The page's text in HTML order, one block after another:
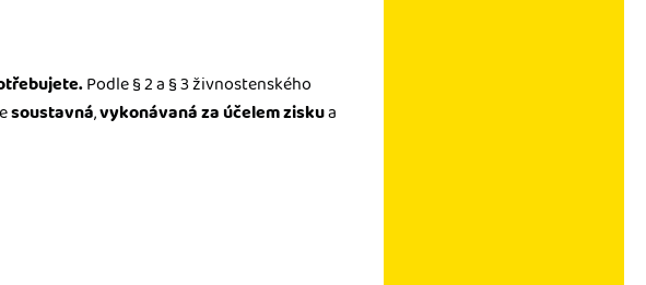
Podle § 2 a § 3 živnostenského
soustavná,vykonávaná za účelem ziskua